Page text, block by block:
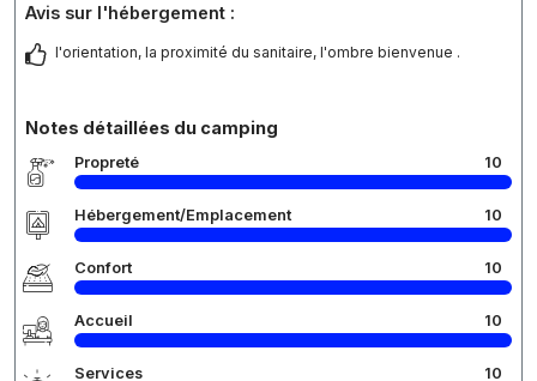
Avis sur l'hébergement :
l'orientation, la proximité du sanitaire, l'ombre bienvenue .
Notes détaillées du camping
Propreté 10
Hébergement/Emplacement 10
Confort 10
Accueil 10
Services 10